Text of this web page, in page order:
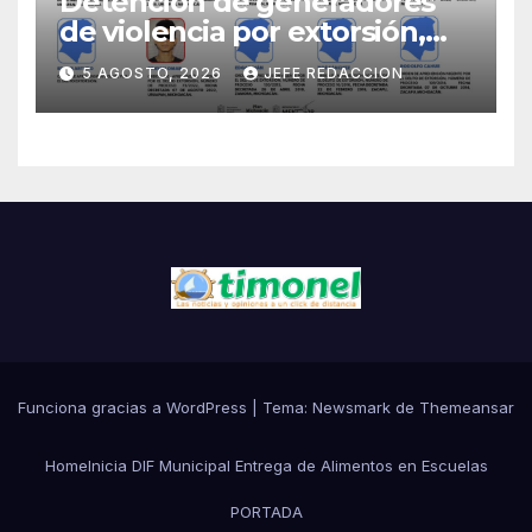
de violencia por extorsión,
pilar de la estrategia estatal:
SSP
5 AGOSTO, 2026 JEFE REDACCION
Funciona gracias a WordPress Tema: Newsmark de Themeansar
HomeInicia DIF Municipal Entrega de Alimentos en Escuelas
PORTADA